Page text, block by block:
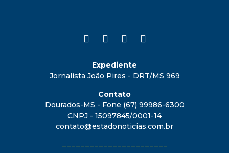
Expediente
Jornalista João Pires - DRT/MS 969
Contato
Dourados-MS - Fone (67) 99986-6300
CNPJ - 15097845/0001-14
contato@estadonoticias.com.br